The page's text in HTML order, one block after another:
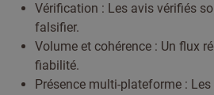
Vérification : Les avis vérifiés
falsifier.
Volume et cohérence : Un flux
fiabilité.
Présence multi-plateforme :